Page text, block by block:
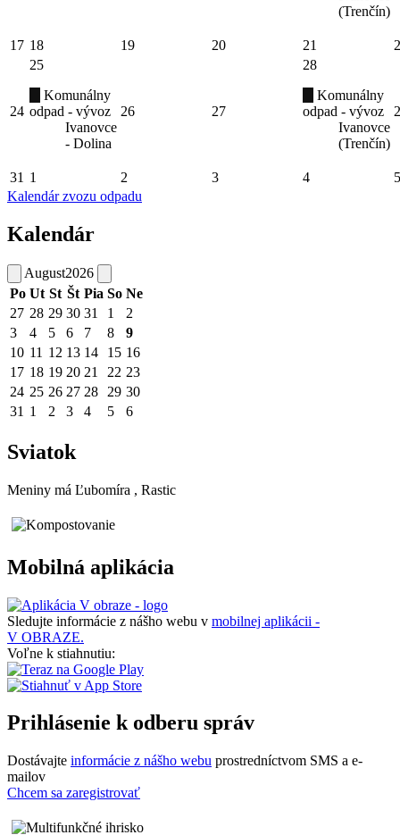
(Trenčín)
17 18 19 20 21
24
25
Komunálny
odpad - vývoz
Ivanovce
- Dolina
26 27
28
Komunálny
odpad - vývoz
Ivanovce
(Trenčín)
31 1 2 3 4
5
Kalendár zvozu odpadu
Kalendár
August2026
Po Ut St Št Pia So Ne
27 28 29 30 31 1
2
3
4 5 6 7 8
9
10 11 12 13 14 15 16
17 18 19 20 21 22 23
24 25 26 27 28 29 30
31 1 2 3 4 5 6
Sviatok
Meniny má Ľubomíra , Rastic
Mobilná aplikácia
Sledujte informácie z nášho webu v mobilnej aplikácii -
V OBRAZE.
Voľne k stiahnutiu:
Prihlásenie k odberu správ
Dostávajte informácie z nášho webu prostredníctvom SMS a e-
mailov
Chcem sa zaregistrovať